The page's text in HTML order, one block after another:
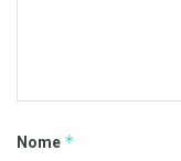
Nome *